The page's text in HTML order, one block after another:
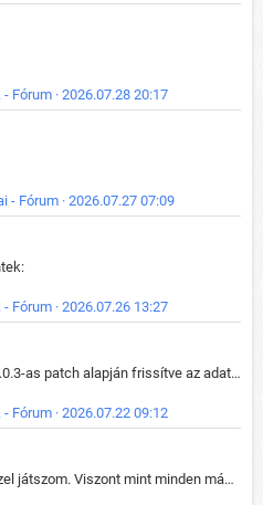
· 2026.07.28 20:17
Fórum · 2026.07.27 07:09
· 2026.07.26 13:27
Kártya változások a 36.0.3-as patch alapján frissítve az adatbázisban (képek is cserélve).
· 2026.07.22 09:12
Amióta bejött, csak ezzel játszom. Viszont mint minden más - akár az alapjáték is, ez is baromira összetett lett. Néha már pár kör után is esélytelen az egész. Vagy irreállisan túltápol valaki, vagy lelép a partner, vagy csak hülye mint a segg. És amikor eljönne az én időm, na akkor jön el mindenki másé is. Engem jobban érdekelne, hogy ki milyen ratingen szokott játszani. Na ez lenne egy érdekes adat.